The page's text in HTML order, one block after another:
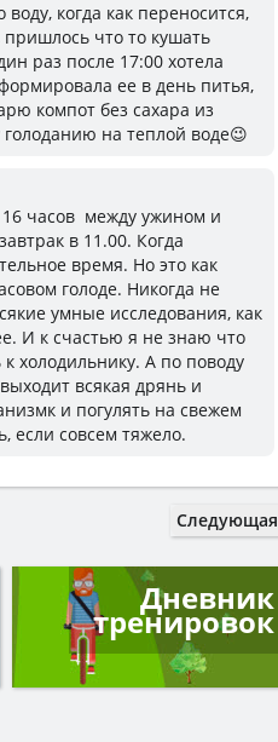
когда как переносится,
пришлось что то кушать
раз после 17:00 хотела
ее в день питья,
компот без сахара из
на теплой воде😉
16 часов между ужином и
в 11.00. Когда
время. Но это как
голоде. Никогда не
умные исследования, как
И к счастью я не знаю что
холодильнику. А по поводу
всякая дрянь и
и погулять на свежем
если совсем тяжело.
Следующая
Дневник
тренировок